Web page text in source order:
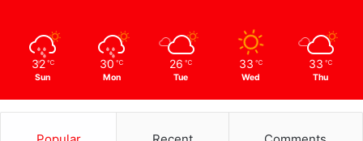
32 ℃
Sun
30 ℃
Mon
26 ℃
Tue
33 ℃
Wed
33 ℃
Thu